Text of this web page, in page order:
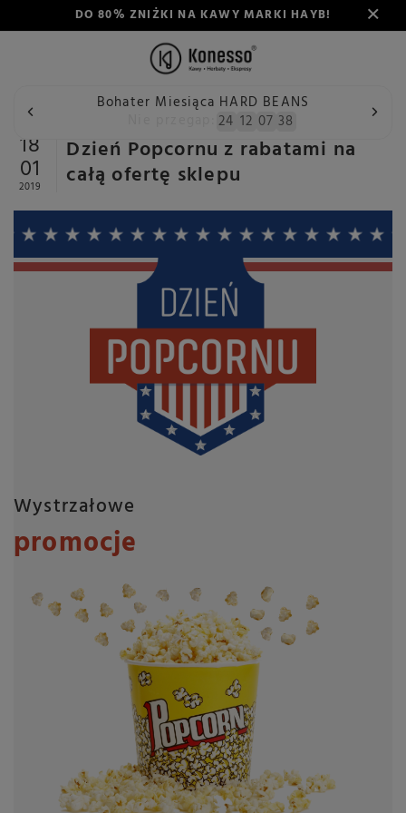
DO 80% ZNIŻKI NA KAWY MARKI HAYB!
Bohater Miesiąca HARD BEANS
24 12 07 38
Wstecz Konesso Aktualności Dzień Popcornu z
18
01
2019
Dzień Popcornu z rabatami na
całą ofertę sklepu
Wystrzałowe
promocje